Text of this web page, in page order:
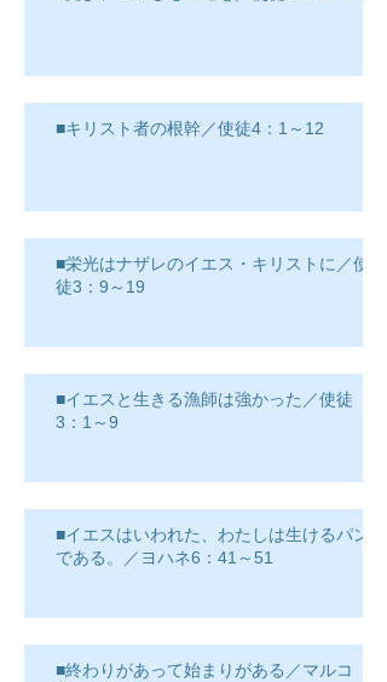
■キリスト者の根幹／使徒4：1～12
■栄光はナザレのイエス・キリストに／使
徒3：9～19
■イエスと生きる漁師は強かった／使徒
3：1～9
■イエスはいわれた、わたしは生けるパン
である。／ヨハネ6：41～51
■終わりがあって始まりがある／マルコ